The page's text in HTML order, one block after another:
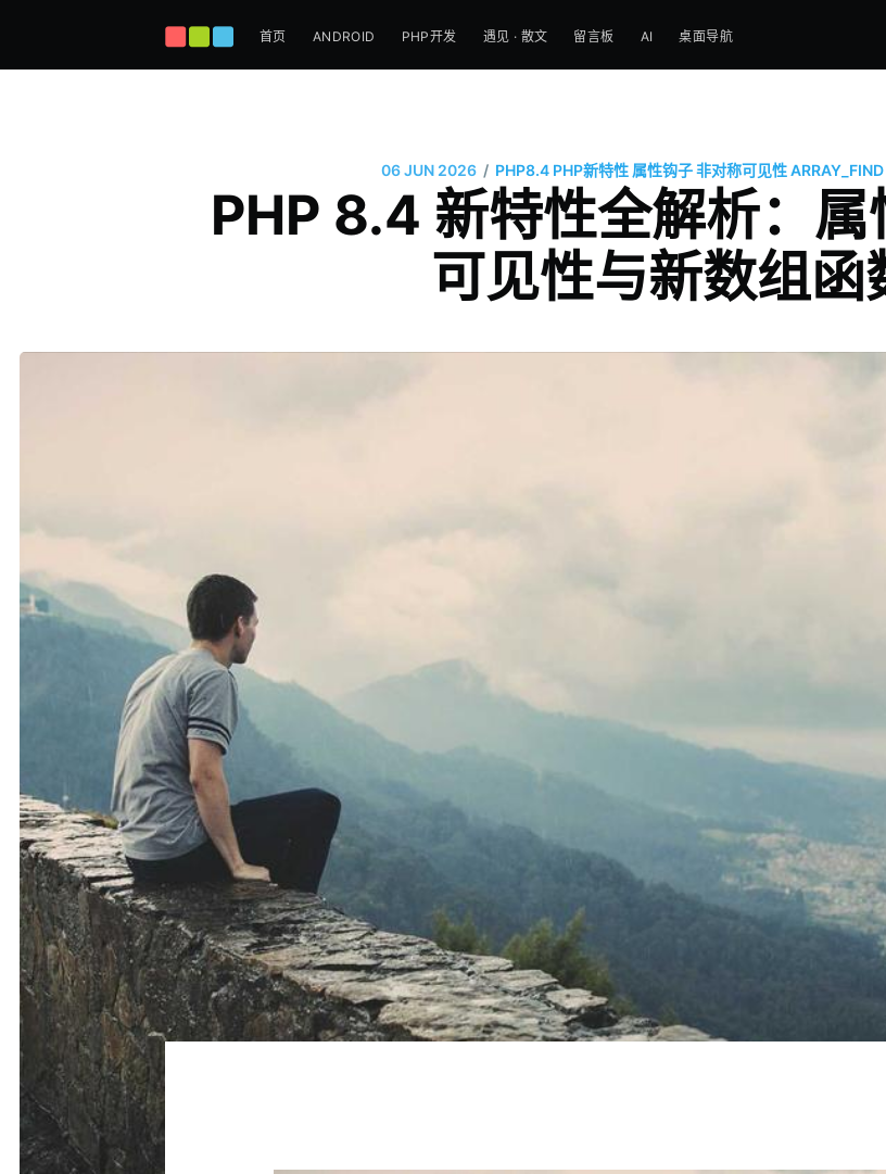
首页 ANDROID PHP开发 遇见 · 散文 留言板 AI 桌面导航
06 JUN 2026 / PHP8.4 PHP新特性 属性钩子非对称可见性ARRAY_FIND
PHP 8.4 新特性全解析：
可见性与新数组函